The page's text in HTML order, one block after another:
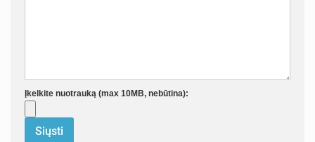
Įkelkite nuotrauką (max 10MB, nebūtina):